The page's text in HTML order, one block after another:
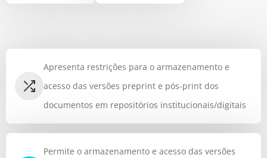
Apresenta restrições para o armazenamento e
acesso das versões preprint e pós-print dos
documentos em repositórios institucionais/digitais
Permite o armazenamento e acesso das versões